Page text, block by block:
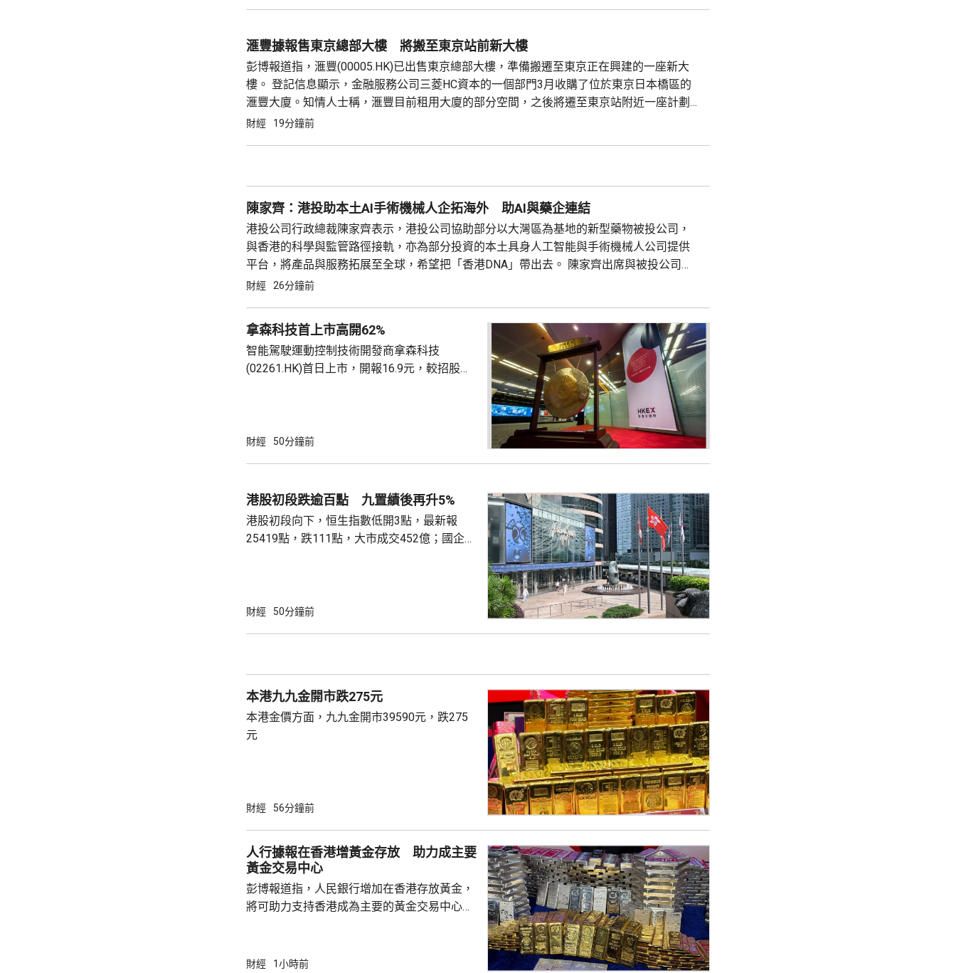
滙豐據報售東京總部大樓 將搬至東京站前新大樓
彭博報道指，滙豐(00005.HK)已出售東京總部大樓，準備搬遷至東京正在興建的一座新大
樓。 登記信息顯示，金融服務公司三菱HC資本的一個部門3月收購了位於東京日本橋區的
滙豐大廈。知情人士稱，滙豐目前租用大廈的部分空間，之後將遷至東京站附近一座計劃
2029年竣工的綜合辦公樓。 新辦公大樓位於八重洲地區，是東京車站前一個多功能項目的
財經 19分鐘前
陳家齊：港投助本土AI手術機械人企拓海外 助AI與藥企連結
港投公司行政總裁陳家齊表示，港投公司協助部分以大灣區為基地的新型藥物被投公司，
與香港的科學與監管路徑接軌，亦為部分投資的本土具身人工智能與手術機械人公司提供
平台，將產品與服務拓展至全球，希望把「香港DNA」帶出去。 陳家齊出席與被投公司新
風天域合辦的第二屆全球醫療峰會時表示，港投投資了不少人工智能公司，其中包括大模
財經 26分鐘前
拿森科技首上市高開62%
智能駕駛運動控制技術開發商拿森科技
(02261.HK)首日上市，開報16.9元，較招股價
下限定價。集資所得淨款項約5.33億元，將用
的國際品牌知名度等。
財經 50分鐘前
港股初段跌逾百點 九置績後再升5%
港股初段向下，恒生指數低開3點，最新報
25419點，跌111點，大市成交452億；國企指
元，報159.8元；渣打(02888.HK)跌逾1%，報
財經 50分鐘前
本港九九金開市跌275元
本港金價方面，九九金開市39590元，跌275
元
財經 56分鐘前
人行據報在香港增黃金存放 助力成主要
黃金交易中心
彭博報道指，人民銀行增加在香港存放黃金，
將可助力支持香港成為主要的黃金交易中心。
加黃金存儲，預料趨勢持續。人行和外匯管理
財經 1小時前